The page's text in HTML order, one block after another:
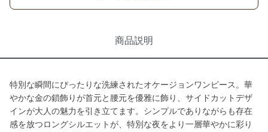
商品説明
特別な瞬間にぴったりな洗練されたオケージョンワンピース。華
やかな金の鎖飾りが首元と腰元を優雅に飾り、サイドカットデザ
インが大人の魅力を引き立てます。シンプルでありながらも存在
感を放つロングシルエットが、特別な夜をより一層華やかに彩り